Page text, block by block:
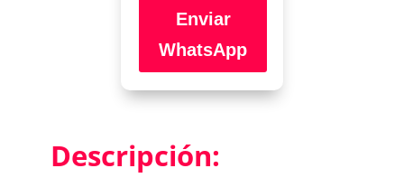
Enviar
WhatsApp
Descripción: